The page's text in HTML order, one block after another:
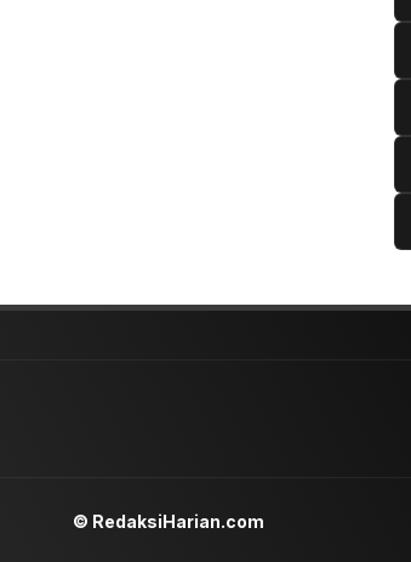
© RedaksiHarian.com